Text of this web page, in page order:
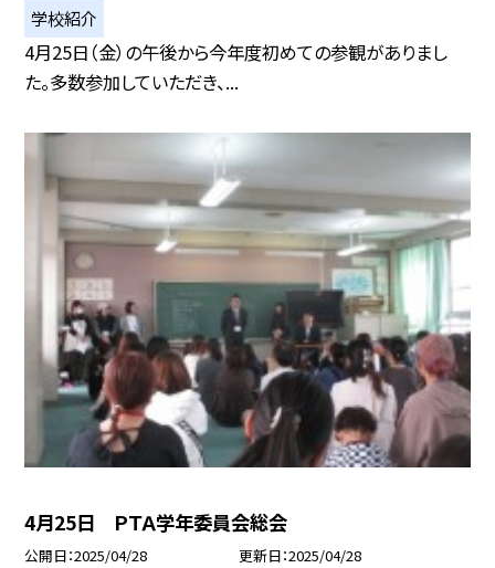
学校紹介
4月25日（金）の午後から今年度初めての参観がありまし
た。多数参加していただき、...
4月25日 ＰＴＡ学年委員会総会
公開日 2025/04/28 更新日 2025/04/28